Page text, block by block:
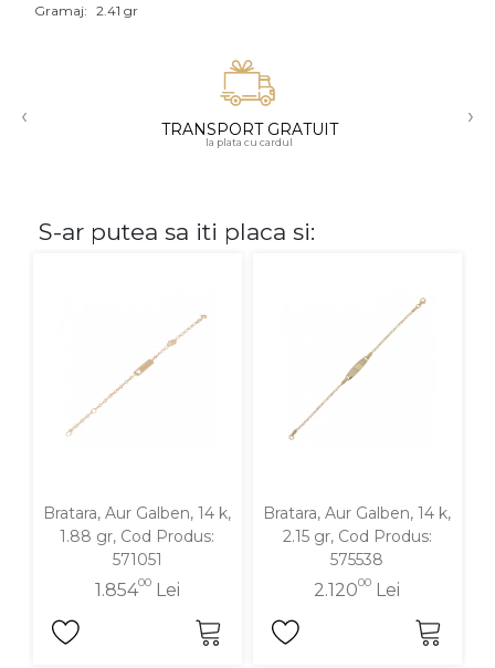
18K
Gramaj: 2.41 gr
‹ TRANSPORT GRATUIT
la plata cu cardul
›
S-ar putea sa iti placa si:
Bratara, Aur Galben, 14 k,
1.88 gr, Cod Produs:
571051
1.85400Lei
Bratara, Aur Galben, 14 k,
2.15 gr, Cod Produs:
575538
2.12000 Lei